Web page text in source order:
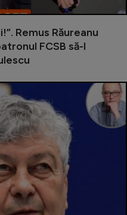
Remus Răureanu
FCSB să-l